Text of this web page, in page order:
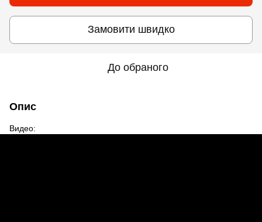
Замовити швидко
До обраного
Опис
Видео: